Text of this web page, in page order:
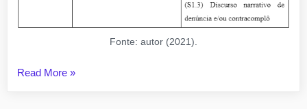
Fonte: autor (2021).
Read More“Boatos
»